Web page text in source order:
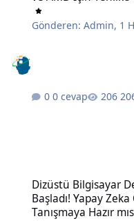
Gönderen:Admin, 1
0 cevap
Dizüstü Bilgisayar
Başladı! Yapay
Tanışmaya Hazır